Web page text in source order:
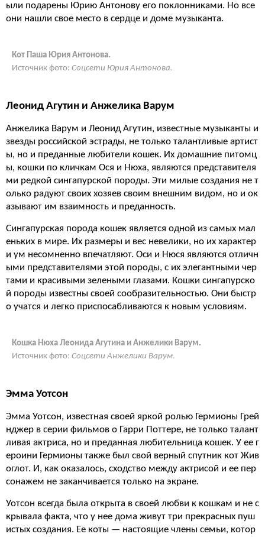
ыли подарены Юрию Антонову его поклонниками. Но все
они нашли свое место в сердце и доме музыканта.
Кот Паша Юрия Антонова.
Источник фото: Соцсети Юрия Антонова.
Леонид Агутин и Анжелика Варум
Анжелика Варум и Леонид Агутин, известные музыканты и
звезды российской эстрады, не только талантливые артист
ы, но и преданные любители кошек. Их домашние питомц
ы, кошки по кличкам Ося и Нюха, являются представителя
ми редкой сингапурской породы. Эти милые создания не т
олько радуют своих хозяев своим внешним видом, но и ок
азывают им взаимность и преданность.
Сингапурская порода кошек является одной из самых мал
еньких в мире. Их размеры и вес невелики, но их характер
и ум несомненно впечатляют. Оси и Нюся являются отличн
ыми представителями этой породы, с их элегантными чер
тами и красивыми зелеными глазами. Кошки сингапурско
й породы известны своей сообразительностью. Они быстр
о учатся и легко приспосабливаются к новым условиям.
Кошка Нюха Леонида Агутина и Анжелики Варум.
Источник фото: Соцсети Анжелики Варум.
Эмма Уотсон
Эмма Уотсон, известная своей яркой ролью Гермионы Грей
нджер в серии фильмов о Гарри Поттере, не только талант
ливая актриса, но и преданная любительница кошек. У ее г
ероини Гермионы также был свой верный спутник кот Жив
оглот. И, как оказалось, сходство между актрисой и ее пер
сонажем не заканчивается только на экране.
Уотсон всегда была открыта в своей любви к кошкам и не с
крывала факта, что у нее дома живут три прекрасных пуш
истых создания. Ее коты — настоящие члены семьи, котор